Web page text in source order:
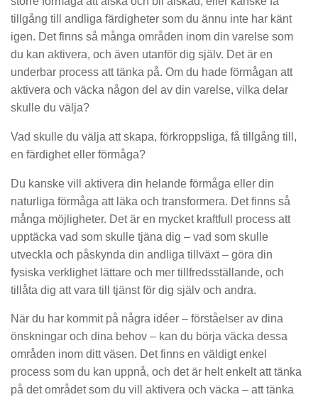
tillgång till andliga färdigheter som du ännu inte har känt
igen. Det finns så många områden inom din varelse som
du kan aktivera, och även utanför dig själv. Det är en
underbar process att tänka på. Om du hade förmågan att
aktivera och väcka någon del av din varelse, vilka delar
skulle du välja?
Vad skulle du välja att skapa, förkroppsliga, få tillgång till,
en färdighet eller förmåga?
Du kanske vill aktivera din helande förmåga eller din
naturliga förmåga att läka och transformera. Det finns så
många möjligheter. Det är en mycket kraftfull process att
upptäcka vad som skulle tjäna dig – vad som skulle
utveckla och påskynda din andliga tillväxt – göra din
fysiska verklighet lättare och mer tillfredsställande, och
tillåta dig att vara till tjänst för dig själv och andra.
När du har kommit på några idéer – förståelser av dina
önskningar och dina behov – kan du börja väcka dessa
områden inom ditt väsen. Det finns en väldigt enkel
process som du kan uppnå, och det är helt enkelt att tänka
på det området som du vill aktivera och väcka – att tänka